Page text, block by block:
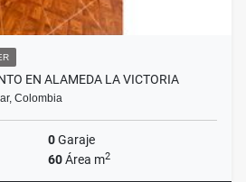
EN ALAMEDA LA VICTORIA
Colombia
0Garaje
60Área m2